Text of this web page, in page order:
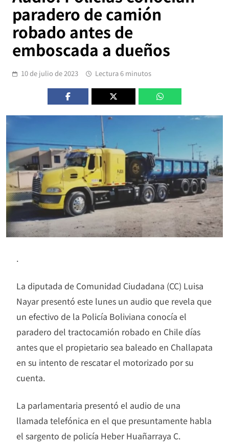
paradero de camión
robado antes de
emboscada a dueños
10 de julio de 2023 Lectura 6 minutos
.
La diputada de Comunidad Ciudadana (CC) Luisa
Nayar presentó este lunes un audio que revela que
un efectivo de la Policía Boliviana conocía el
paradero del tractocamión robado en Chile días
antes que el propietario sea baleado en Challapata
en su intento de rescatar el motorizado por su
cuenta.
La parlamentaria presentó el audio de una
llamada telefónica en el que presuntamente habla
el sargento de policía Heber Huañarraya C.